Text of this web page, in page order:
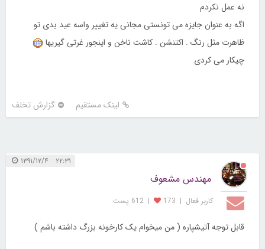
نه عمل نکردم
اگه به عنوان جایزه می تونستی مجانی یه تغییر واسه عید بدی تو
ظاهرت مثل رنگ . اکتنشن . کاشت ناخن و اینجور غرتی گیریها
چیکار می کردی
لینک مستقیم گزارش تخلف
۲۲:۳۱ ۱۳۹۱/۱۲/۴
مهندس مشعوف
کاربر فعال |
173
| 612 پست
قابل توجه آتیشپاره ( من میخوام یک کارخونه بزرگ داشته باشم )